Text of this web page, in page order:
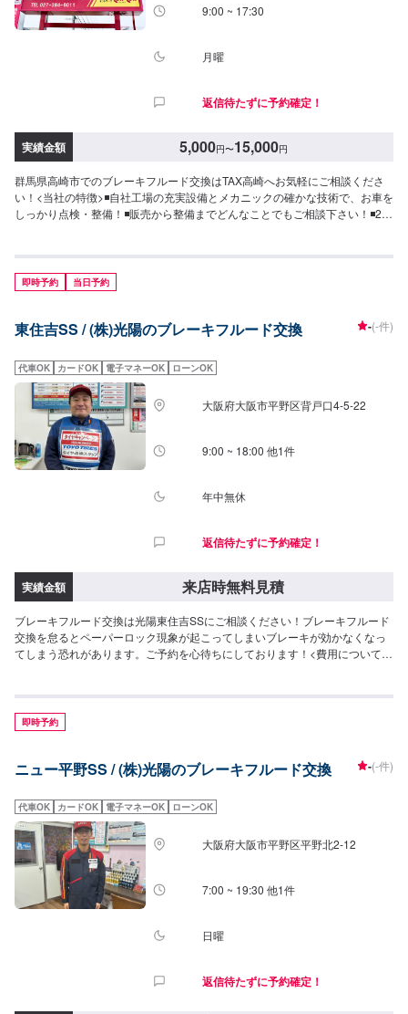
9:00 ~ 17:30
月曜
返信待たずに予約確定！
実績金額 5,000円〜15,000円
群馬県高崎市でのブレーキフルード交換はTAX高崎へお気軽にご相談くださ
い！<当社の特徴>◾自社工場の充実設備とメカニックの確かな技術で、お車を
しっかり点検・整備！◾販売から整備までどんなことでもご相談下さい！◾24
安く済ませたい…★時間があまり取れない…★車が動かなくなってしまっ
た…などのご相談もお気軽にどうぞ！【1】オファーにてお問い合わせ【2】
お見積り【3】お見積りにご納得いただければ作業開始【4】仕上がり次第納
は前後する場合がございます。予めご了承ください。-----代車について-----無
の燃料代はお客様にご負担いただいております。-----ご来店時の注意、受付方
法-----入庫の際はお気をつけてお越しください。駐車スペースは事務所前の空
いているスペースに駐車してください。受付はスタッフへ「メンテモで予約
しました」とお伝えください。ご案内いたします。【定休日・営業時間】定
休日：月曜日営業時間：9:00~19:00※日曜日のみ9:00~18:00
即時予約 当日予約
東住吉SS / (株)光陽のブレーキフルード交換 -(-件)
代車OK カードOK 電子マネーOK ローンOK
大阪府大阪市平野区背戸口4-5-22
9:00 ~ 18:00 他1件
年中無休
返信待たずに予約確定！
実績金額 来店時無料見積
ブレーキフルード交換は光陽東住吉SSにご相談ください！ブレーキフルード
交換を怠るとペーパーロック現象が起こってしまいブレーキが効かなくなっ
てしまう恐れがあります。ご予約を心待ちにしております！<費用について>
即時予約
ニュー平野SS / (株)光陽のブレーキフルード交換 -(-件)
代車OK カードOK 電子マネーOK ローンOK
大阪府大阪市平野区平野北2-12
7:00 ~ 19:30 他1件
日曜
返信待たずに予約確定！